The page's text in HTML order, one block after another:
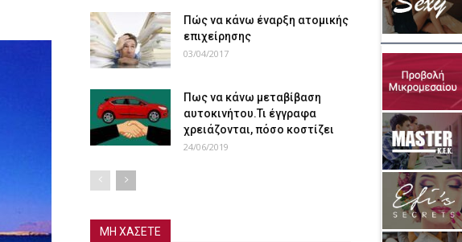
Πώς να κάνω έναρξη ατομικής
επιχείρησης
03/04/2017
Πως να κάνω μεταβίβαση
αυτοκινήτου.Τι έγγραφα
χρειάζονται, πόσο κοστίζει
24/06/2019
ΜΗ ΧΑΣΕΤΕ